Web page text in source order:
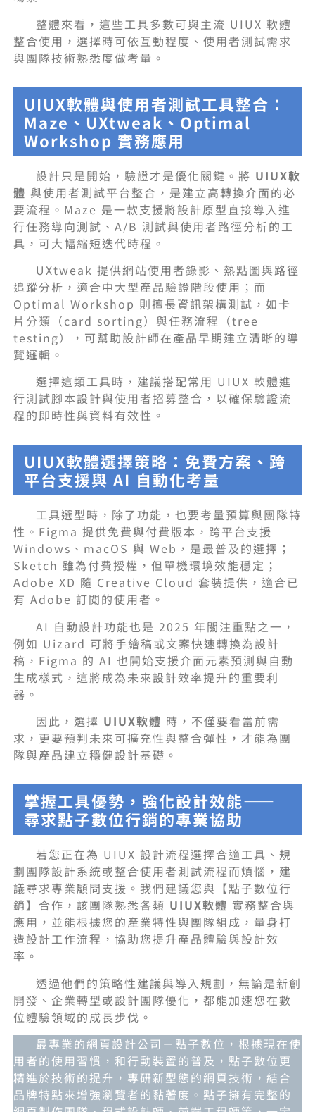
整體來看，這些工具多數可與主流 UIUX 軟體
整合使用，選擇時可依互動程度、使用者測試需求
與團隊技術熟悉度做考量。
UIUX軟體與使用者測試工具整合：
Maze、UXtweak、Optimal
Workshop 實務應用
設計只是開始，驗證才是優化關鍵。將 UIUX軟
體 與使用者測試平台整合，是建立高轉換介面的必
要流程。Maze 是一款支援將設計原型直接導入進
行任務導向測試、A/B 測試與使用者路徑分析的工
具，可大幅縮短迭代時程。
UXtweak 提供網站使用者錄影、熱點圖與路徑
追蹤分析，適合中大型產品驗證階段使用；而
Optimal Workshop 則擅長資訊架構測試，如卡
片分類（card sorting）與任務流程（tree
testing），可幫助設計師在產品早期建立清晰的導
覽邏輯。
選擇這類工具時，建議搭配常用 UIUX 軟體進
行測試腳本設計與使用者招募整合，以確保驗證流
程的即時性與資料有效性。
UIUX軟體選擇策略：免費方案、跨
平台支援與 AI 自動化考量
工具選型時，除了功能，也要考量預算與團隊特
性。Figma 提供免費與付費版本，跨平台支援
Windows、macOS 與 Web，是最普及的選擇；
Sketch 雖為付費授權，但單機環境效能穩定；
Adobe XD 隨 Creative Cloud 套裝提供，適合已
有 Adobe 訂閱的使用者。
AI 自動設計功能也是 2025 年關注重點之一，
例如 Uizard 可將手繪稿或文案快速轉換為設計
稿，Figma 的 AI 也開始支援介面元素預測與自動
生成樣式，這將成為未來設計效率提升的重要利
器。
因此，選擇 UIUX軟體 時，不僅要看當前需
求，更要預判未來可擴充性與整合彈性，才能為團
隊與產品建立穩健設計基礎。
掌握工具優勢，強化設計效能——
尋求點子數位行銷的專業協助
若您正在為 UIUX 設計流程選擇合適工具、規
劃團隊設計系統或整合使用者測試流程而煩惱，建
議尋求專業顧問支援。我們建議您與【點子數位行
銷】合作，該團隊熟悉各類 UIUX軟體 實務整合與
應用，並能根據您的產業特性與團隊組成，量身打
造設計工作流程，協助您提升產品體驗與設計效
率。
透過他們的策略性建議與導入規劃，無論是新創
開發、企業轉型或設計團隊優化，都能加速您在數
位體驗領域的成長步伐。
最專業的網頁設計公司－點子數位，根據現在使
用者的使用習慣，和行動裝置的普及，點子數位更
精進於技術的提升，專研新型態的網頁技術，結合
品牌特點來增強瀏覽者的黏著度。點子擁有完整的